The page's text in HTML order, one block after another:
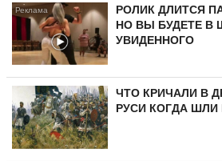
РОЛИК ДЛИТСЯ
НО ВЫ БУДЕТЕ В
УВИДЕННОГО
ЧТО КРИЧАЛИ В
РУСИ КОГДА ШЛИ